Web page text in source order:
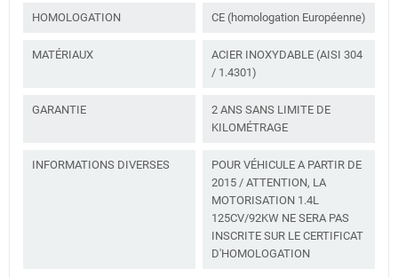
HOMOLOGATION CE (homologation Européenne)
MATÉRIAUX
ACIER INOXYDABLE (AISI 304
/ 1.4301)
GARANTIE
2 ANS SANS LIMITE DE
KILOMÉTRAGE
INFORMATIONS DIVERSES
POUR VÉHICULE A PARTIR DE
2015 / ATTENTION, LA
MOTORISATION 1.4L
125CV/92KW NE SERA PAS
INSCRITE SUR LE CERTIFICAT
D'HOMOLOGATION